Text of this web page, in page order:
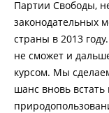
Партии Свободы,
законодательных
страны в 2013
не сможет и
курсом. Мы
шанс вновь